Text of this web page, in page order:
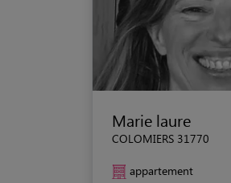
Marie laure
COLOMIERS 31770
appartement